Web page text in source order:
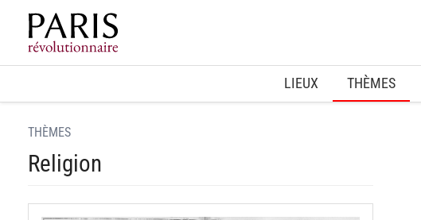
Home
LIEUX THÈMES
THÈMES
Religion